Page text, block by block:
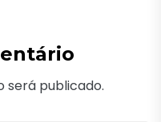
será publicado.